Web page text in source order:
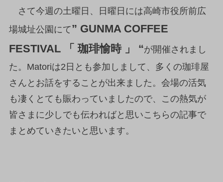
さて今週の土曜日、日曜日には高崎市役所前広
場城址公園にて” GUNMA COFFEE
FESTIVAL 「 珈琲愉時 」 “が開催されまし
た。Matoriは2日とも参加しまして、多くの珈琲屋
さんとお話をすることが出来ました。会場の活気
も凄くとても賑わっていましたので、この熱気が
皆さまに少しでも伝わればと思いこちらの記事で
まとめていきたいと思います。